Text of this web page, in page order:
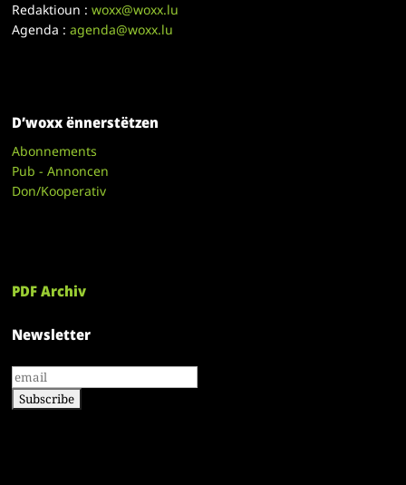
Redaktioun :woxx@woxx.lu
Agenda :agenda@woxx.lu
D’woxx ënnerstëtzen
Abonnements
Pub - Annoncen
Don/Kooperativ
PDF Archiv
Newsletter